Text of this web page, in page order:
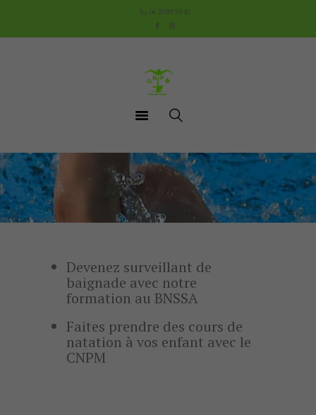
06 20 89 93 42
Le Club
Aquathlon du Pays
Mornantais
Documents utiles
Devenez surveillant de
baignade avec notre
formation au BNSSA
Faites prendre des cours de
natation à vos enfant avec le
CNPM